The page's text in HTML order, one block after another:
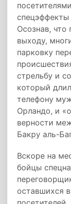
спецэффекты
Осознав,
выходу,
парковку
стрельбу и
который
телефону
Орландо, и
верности
Бакру аль-
Вскоре на
бойцы
оставшихся